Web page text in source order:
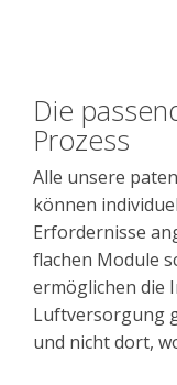
Die
Prozess
Alle unsere
können
Erfordernisse
flachen Module
ermöglichen die
Luftversorgung
und nicht dort,